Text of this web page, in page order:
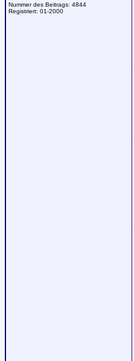
Nummer des Beitrags: 4844
Registriert: 01-2000